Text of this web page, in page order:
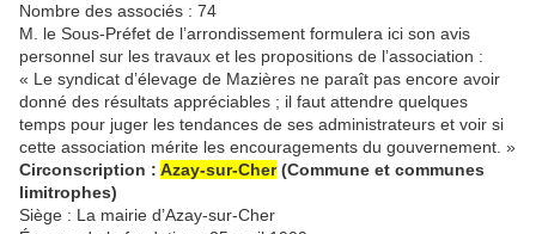
Nombre des associés : 74
M. le Sous-Préfet de l’arrondissement formulera ici son avis
personnel sur les travaux et les propositions de l’association :
« Le syndicat d’élevage de Mazières ne paraît pas encore avoir
donné des résultats appréciables ; il faut attendre quelques
temps pour juger les tendances de ses administrateurs et voir si
cette association mérite les encouragements du gouvernement. »
Circonscription : Azay-sur-Cher(Commune et communes
limitrophes)
Siège : La mairie d’Azay-sur-Cher